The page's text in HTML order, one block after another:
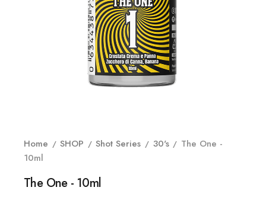
Home SHOP Shot Series 30's
The One -
10ml
The One - 10ml